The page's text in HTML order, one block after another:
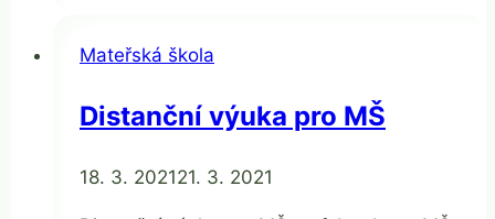
Mateřská škola
Distanční výuka pro MŠ
Od Jaroslava
18. 3. 202121. 3. 2021